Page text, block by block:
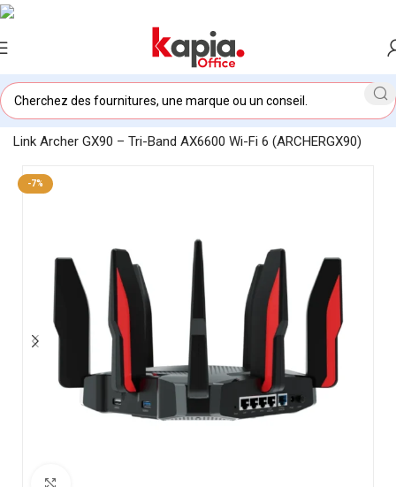
Accueil/KAPIA OFFICE MAROC/Routeur Wi-Fi Gaming TP-
Link Archer GX90 – Tri-Band AX6600 Wi-Fi 6 (ARCHERGX90)
-7%